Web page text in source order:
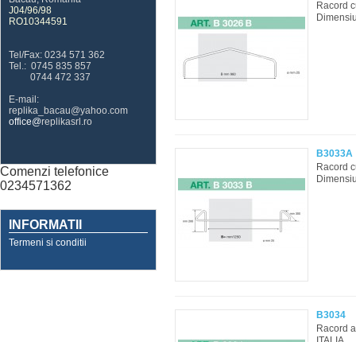
J04/96/98
RO10344591
Tel/Fax: 0234 571 362
Tel.: 0745 835 857
0744 472 337
E-mail:
replika_bacau@yahoo.com
office@replikasrl.ro
Comenzi telefonice
0234571362
INFORMATII
Termeni si conditii
Racord
B3033A
Racord
B3034
Racord